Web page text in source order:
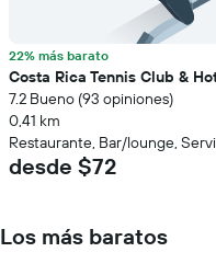
22% más barato
Costa Rica Tennis Club &
7.2 Bueno (93 opiniones)
0,41 km
Restaurante, Bar/lounge,
desde $72
Los más baratos